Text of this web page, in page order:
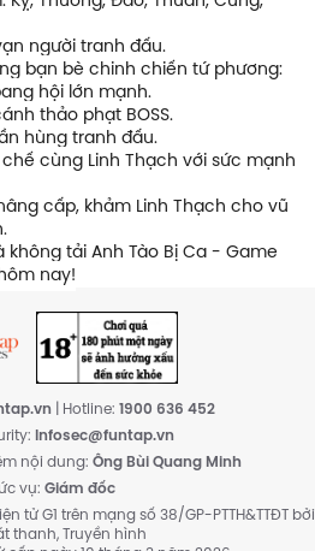
người tranh đấu.
bạn bè chinh chiến tứ phương:
hội lớn mạnh.
thảo phạt BOSS.
hùng tranh đấu.
cùng Linh Thạch với sức mạnh
cấp, khảm Linh Thạch cho vũ
tải Anh Tào Bị Ca - Game
nay!
| Hotline:1900 636 452
Infosec@funtap.vn
nội dung:Ông Bùi Quang Minh
vụ:Giám đốc
tử G1 trên mạng số 38/GP-PTTH&TTĐT bởi
thanh, Truyền hình